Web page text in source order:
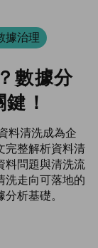
據治理
數據分
！
料清洗成為企
完整解析資料清
料問題與清洗流
洗走向可落地的
析基礎。